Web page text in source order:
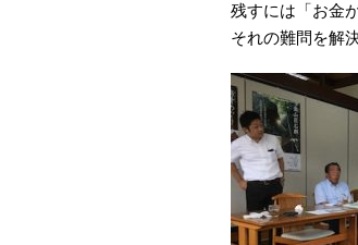
残すには「お金
それの難問を解